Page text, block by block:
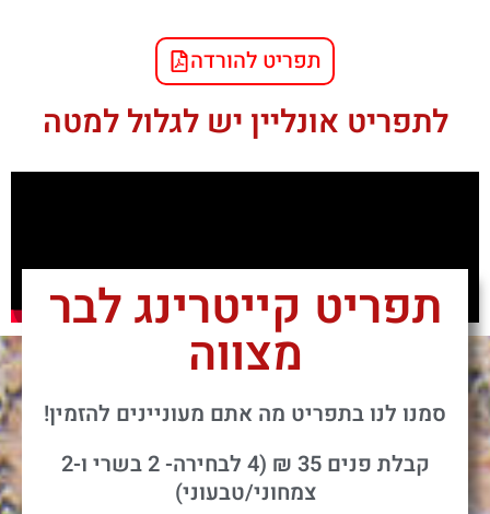
תפריט להורדה
לתפריט אונליין יש לגלול למטה​
תפריט קייטרינג לבר
מצווה
סמנו לנו בתפריט מה אתם מעוניינים להזמין!
קבלת פנים 35 ₪ (4 לבחירה- 2 בשרי ו-2
צמחוני/טבעוני)